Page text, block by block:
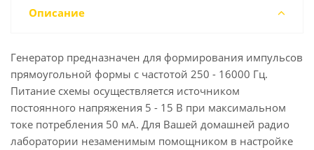
Описание
Генератор предназначен для формирования импульсов
прямоугольной формы с частотой 250 - 16000 Гц.
Питание схемы осуществляется источником
постоянного напряжения 5 - 15 В при максимальном
токе потребления 50 мА. Для Вашей домашней радио
лаборатории незаменимым помощником в настройке